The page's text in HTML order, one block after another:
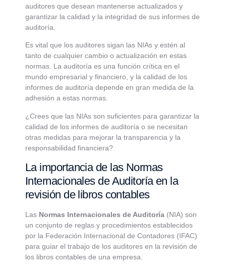
auditores que desean mantenerse actualizados y
garantizar la calidad y la integridad de sus informes de
auditoría.
Es vital que los auditores sigan las NIAs y estén al
tanto de cualquier cambio o actualización en estas
normas. La auditoría es una función crítica en el
mundo empresarial y financiero, y la calidad de los
informes de auditoría depende en gran medida de la
adhesión a estas normas.
¿Crees que las NIAs son suficientes para garantizar la
calidad de los informes de auditoría o se necesitan
otras medidas para mejorar la transparencia y la
responsabilidad financiera?
La importancia de las Normas
Internacionales de Auditoría en la
revisión de libros contables
Las Normas Internacionales de Auditoría (NIA) son
un conjunto de reglas y procedimientos establecidos
por la Federación Internacional de Contadores (IFAC)
para guiar el trabajo de los auditores en la revisión de
los libros contables de una empresa.